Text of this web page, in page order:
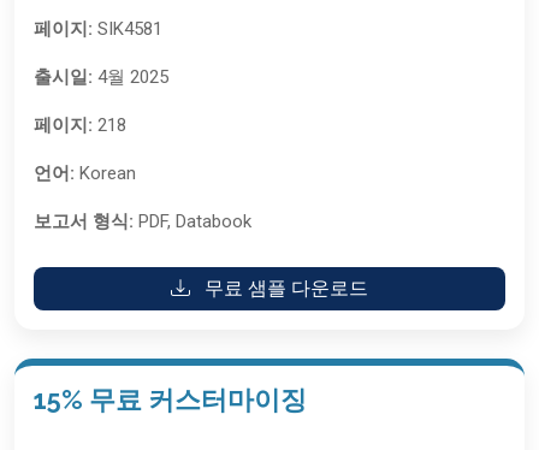
페이지: SIK4581
출시일: 4월 2025
페이지: 218
언어: Korean
보고서 형식: PDF, Databook
무료 샘플 다운로드
15% 무료 커스터마이징